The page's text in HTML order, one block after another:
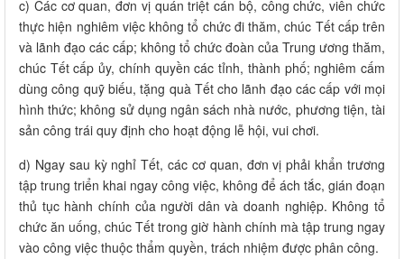
c) Các cơ quan, đơn vị quán triệt cán bộ, công chức, viên chức
thực hiện nghiêm việc không tổ chức đi thăm, chúc Tết cấp trên
và lãnh đạo các cấp; không tổ chức đoàn của Trung ương thăm,
chúc Tết cấp ủy, chính quyền các tỉnh, thành phố; nghiêm cấm
dùng công quỹ biếu, tặng quà Tết cho lãnh đạo các cấp với mọi
hình thức; không sử dụng ngân sách nhà nước, phương tiện, tài
sản công trái quy định cho hoạt động lễ hội, vui chơi.
d) Ngay sau kỳ nghỉ Tết, các cơ quan, đơn vị phải khẩn trương
tập trung triển khai ngay công việc, không để ách tắc, gián đoạn
thủ tục hành chính của người dân và doanh nghiệp. Không tổ
chức ăn uống, chúc Tết trong giờ hành chính mà tập trung ngay
vào công việc thuộc thẩm quyền, trách nhiệm được phân công.